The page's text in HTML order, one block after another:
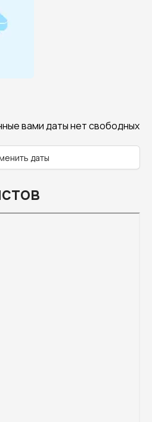
вами даты нет свободных
даты